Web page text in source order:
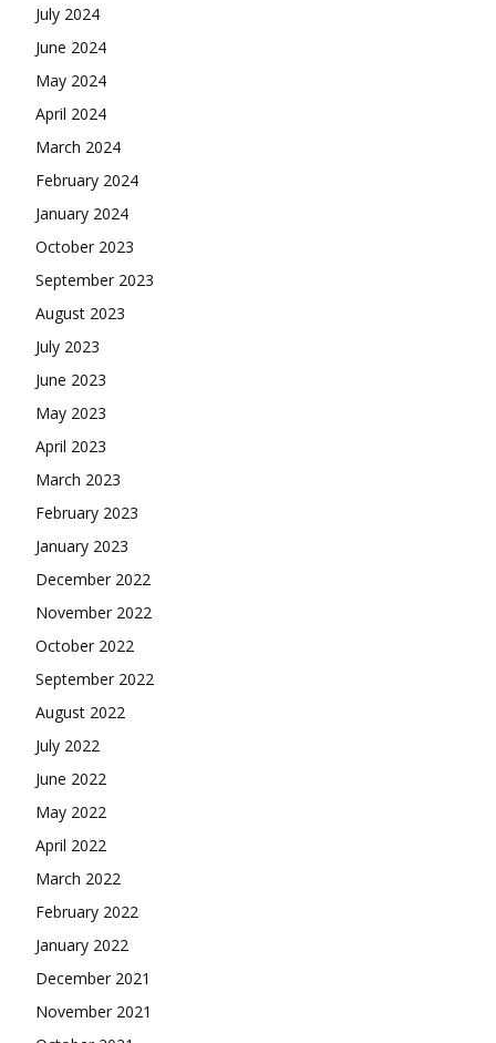
July 2024
June 2024
May 2024
April 2024
March 2024
February 2024
January 2024
October 2023
September 2023
August 2023
July 2023
June 2023
May 2023
April 2023
March 2023
February 2023
January 2023
December 2022
November 2022
October 2022
September 2022
August 2022
July 2022
June 2022
May 2022
April 2022
March 2022
February 2022
January 2022
December 2021
November 2021